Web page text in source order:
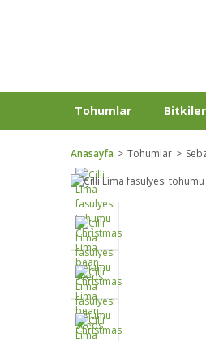
Tohumlar Bitkiler
Anasayfa Tohumlar